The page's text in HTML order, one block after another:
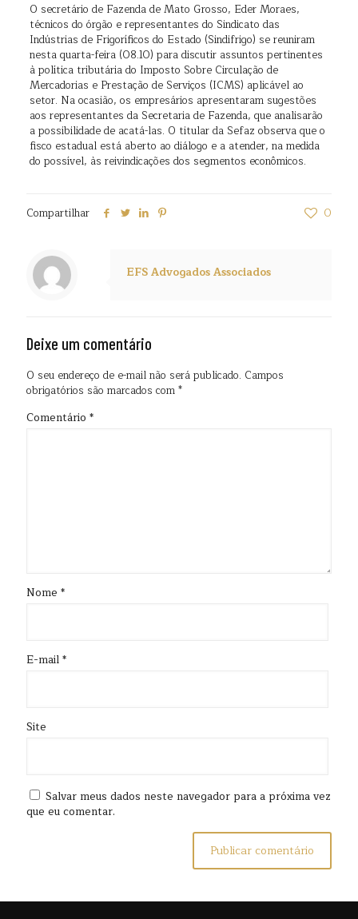
O secretário de Fazenda de Mato Grosso, Eder Moraes,
técnicos do órgão e representantes do Sindicato das
Indústrias de Frigoríficos do Estado (Sindifrigo) se reuniram
nesta quarta-feira (08.10) para discutir assuntos pertinentes
à política tributária do Imposto Sobre Circulação de
Mercadorias e Prestação de Serviços (ICMS) aplicável ao
setor. Na ocasião, os empresários apresentaram sugestões
aos representantes da Secretaria de Fazenda, que analisarão
a possibilidade de acatá-las. O titular da Sefaz observa que o
fisco estadual está aberto ao diálogo e a atender, na medida
do possível, às reivindicações dos segmentos econômicos.
Compartilhar 0
EFS Advogados Associados
Deixe um comentário
O seu endereço de e-mail não será publicado. Campos
obrigatórios são marcados com*
Comentário *
Nome *
E-mail*
Site
Salvar meus dados neste navegador para a próxima vez
que eu comentar.